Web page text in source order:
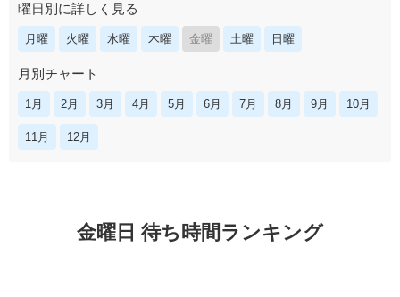
曜日別に詳しく見る
月曜 火曜 水曜 木曜 金曜 土曜 日曜
月別チャート
1月 2月 3月 4月 5月 6月 7月 8月 9月 10月
11月 12月
金曜日 待ち時間ランキング